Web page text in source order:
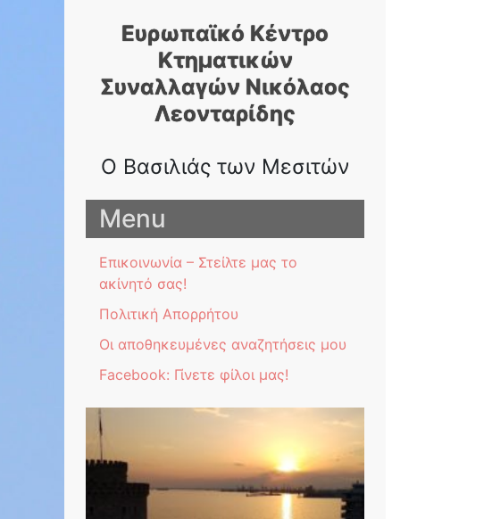
Ευρωπαϊκό Κέντρο
Κτηματικών
Συναλλαγών Nικόλαος
Λεονταρίδης
Ο Βασιλιάς των Μεσιτών
Menu
Επικοινωνία – Στείλτε μας το
ακίνητό σας!
Πολιτική Απορρήτου
Οι αποθηκευμένες αναζητήσεις μου
Facebook: Γίνετε φίλοι μας!